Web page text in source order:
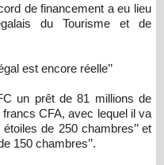
de financement a eu lieu
du Tourisme et de
est encore réelle’’
un prêt de 81 millions de
CFA, avec lequel il va
de 250 chambres’’ et
150 chambres’’.